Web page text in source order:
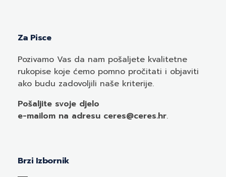
Za Pisce
Pozivamo Vas da nam pošaljete kvalitetne
rukopise koje ćemo pomno pročitati i objaviti
ako budu zadovoljili naše kriterije.
Pošaljite svoje djelo
e-mailom na adresu ceres@ceres.hr.
Brzi Izbornik